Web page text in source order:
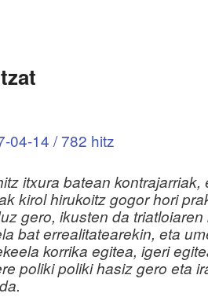
04-14 / 782 hitz
itxura batean kontrajarriak,
kirol hirukoitz gogor hori
gero, ikusten da triatloiaren
bat errealitatearekin, eta
korrika egitea, igeri
poliki poliki hasiz gero eta